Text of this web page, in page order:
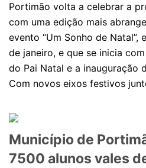
Portimão volta a celebrar a
com uma edição mais
evento “Um Sonho de Natal”,
de janeiro, e que se inicia
do Pai Natal e a inauguração
Com novos eixos festivos
Município de
7500 alunos vales